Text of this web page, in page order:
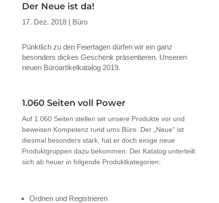
Der Neue ist da!
17. Dez. 2018| Büro
Pünktlich zu den Feiertagen dürfen wir ein ganz
besonders dickes Geschenk präsentieren. Unseren
neuen Büroartikelkatalog 2019.
1.060 Seiten voll Power
Auf 1.060 Seiten stellen wir unsere Produkte vor und
beweisen Kompetenz rund ums Büro. Der „Neue“ ist
diesmal besonders stark, hat er doch einige neue
Produktgruppen dazu bekommen. Der Katalog unterteilt
sich ab heuer in folgende Produktkategorien:
Ordnen und Registrieren